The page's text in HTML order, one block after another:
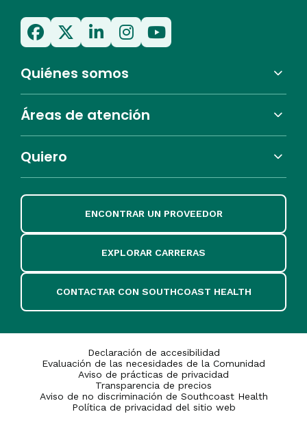
Quiénes somos
Áreas de atención
Quiero
ENCONTRAR UN PROVEEDOR
EXPLORAR CARRERAS
CONTACTAR CON SOUTHCOAST HEALTH
Declaración de accesibilidad
Evaluación de las necesidades de la Comunidad
Aviso de prácticas de privacidad
Transparencia de precios
Aviso de no discriminación de Southcoast Health
Política de privacidad del sitio web